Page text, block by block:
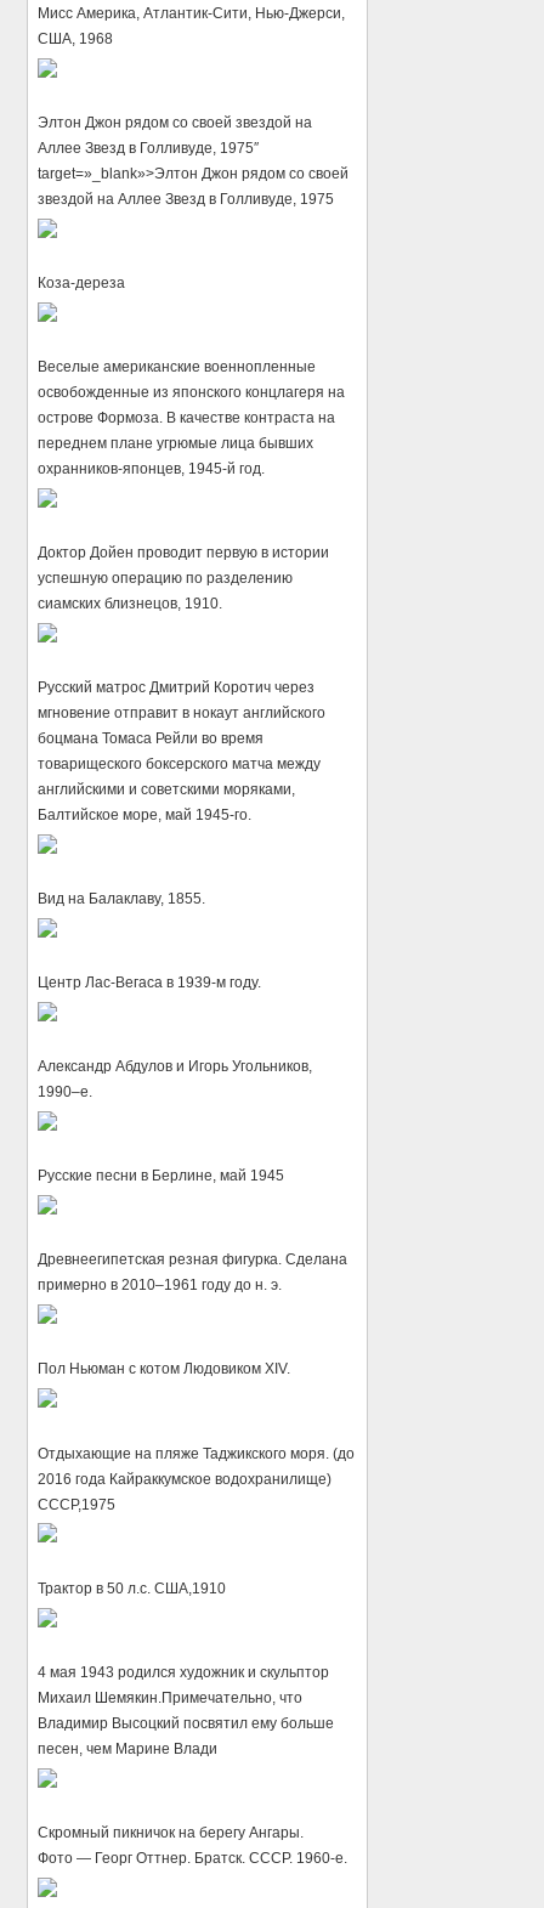
Мисс Америка, Атлантик-Сити, Нью-Джерси,
США, 1968
Элтон Джон рядом со своей звездой на
Аллее Звезд в Голливуде, 1975″
target=»_blank»>Элтон Джон рядом со своей
звездой на Аллее Звезд в Голливуде, 1975
Коза-дереза
Веселые американские военнопленные
освобожденные из японского концлагеря на
острове Формоза. В качестве контраста на
переднем плане угрюмые лица бывших
охранников-японцев, 1945-й год.
Доктор Дойен проводит первую в истории
успешную операцию по разделению
сиамских близнецов, 1910.
Русский матрос Дмитрий Коротич через
мгновение отправит в нокаут английского
боцмана Томаса Рейли во время
товарищеского боксерского матча между
английскими и советскими моряками,
Балтийское море, май 1945-го.
Вид на Балаклаву, 1855.
Центр Лас-Вегаса в 1939-м году.
Александр Абдулов и Игорь Угольников,
1990–е.
Русские песни в Берлине, май 1945
Древнеегипетская резная фигурка. Сделана
примерно в 2010–1961 году до н. э.
Пол Ньюман с котом Людовиком XIV.
Отдыхающие на пляже Таджикского моря. (до
2016 года Кайраккумское водохранилище)
СССР,1975
Трактор в 50 л.с. США,1910
4 мая 1943 родился художник и скульптор
Михаил Шемякин.Примечательно, что
Владимир Высоцкий посвятил ему больше
песен, чем Марине Влади
Скромный пикничок на берегу Ангары.
Фото — Георг Оттнер. Братск. СССР. 1960-е.